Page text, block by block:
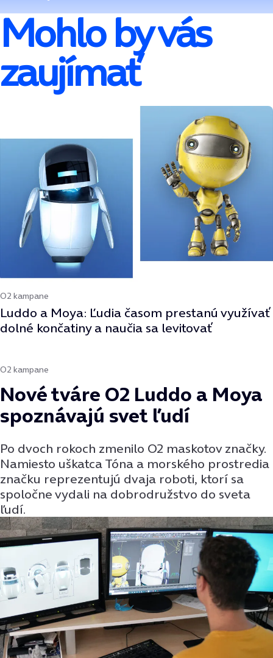
Mohlo by vás
zaujímať
O2 kampane
Luddo a Moya: Ľudia časom prestanú využívať
dolné končatiny a naučia sa levitovať
O2 kampane
Nové tváre O2 Luddo a Moya
spoznávajú svet ľudí
Po dvoch rokoch zmenilo O2 maskotov značky.
Namiesto uškatca Tóna a morského prostredia
značku reprezentujú dvaja roboti, ktorí sa
spoločne vydali na dobrodružstvo do sveta
ľudí.